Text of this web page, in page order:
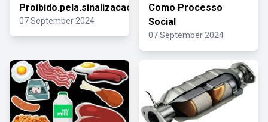
Proibido.pela.sinalizacao
07 September 2024
Como Processo
Social
07 September 2024